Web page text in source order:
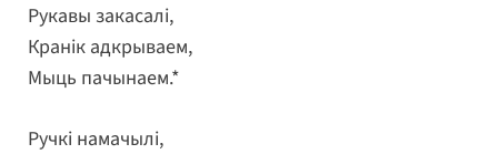
Рукавы закасалі,
Кранік адкрываем,
Мыць пачынаем.*
Ручкі намачылі,